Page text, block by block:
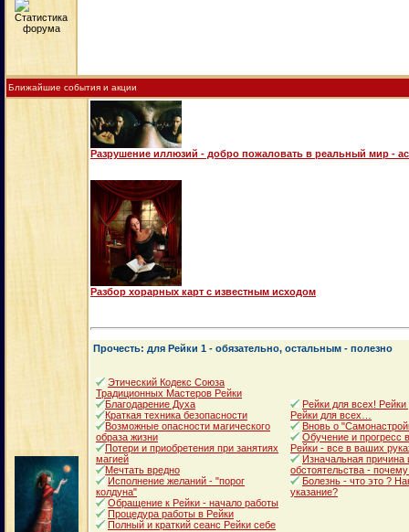
Ближайшие события и акции
Разрушение иллюзий - добро пожаловать в реальный мир -
Разбор хорарных карт с известным исходом
Прочесть: для Рейки 1 - обязательно, остальным - полезно
Этический Кодекс Союза
Традиционных Мастеров Рейки
Благодарение Духа
Краткая техника безопасности
Возможные опасности магического
образа жизни
Потери и приобретения при занятиях
магией
Мечтать вредно
Исполнение желаний - "порог
колдуна"
Обращение к Рейки - начало работы
Процедура работы в Рейки
Полный и краткий сеанс Рейки себе
Рейки для всех!
Рейки для всех…
Вновь о
Обучение и прогресс
Рейки - все в ваших
Изначальная
обстоятельства -
Болезнь - что это ?
указание?